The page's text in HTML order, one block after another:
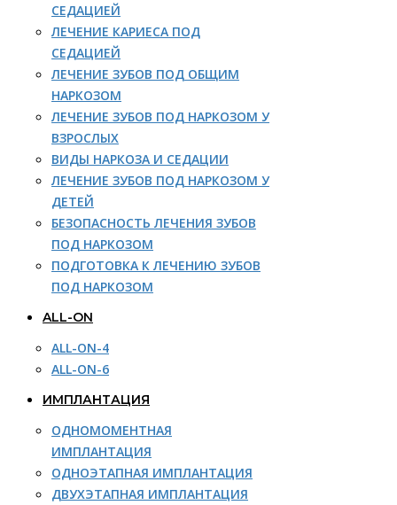
СЕДАЦИЕЙ
ЛЕЧЕНИЕ КАРИЕСА ПОД
СЕДАЦИЕЙ
ЛЕЧЕНИЕ ЗУБОВ ПОД ОБЩИМ
НАРКОЗОМ
ЛЕЧЕНИЕ ЗУБОВ ПОД НАРКОЗОМ У
ВЗРОСЛЫХ
ВИДЫ НАРКОЗА И СЕДАЦИИ
ЛЕЧЕНИЕ ЗУБОВ ПОД НАРКОЗОМ У
ДЕТЕЙ
БЕЗОПАСНОСТЬ ЛЕЧЕНИЯ ЗУБОВ
ПОД НАРКОЗОМ
ПОДГОТОВКА К ЛЕЧЕНИЮ ЗУБОВ
ПОД НАРКОЗОМ
ALL-ON
ALL-ON-4
ALL-ON-6
ИМПЛАНТАЦИЯ
ОДНОМОМЕНТНАЯ
ИМПЛАНТАЦИЯ
ОДНОЭТАПНАЯ ИМПЛАНТАЦИЯ
ДВУХЭТАПНАЯ ИМПЛАНТАЦИЯ